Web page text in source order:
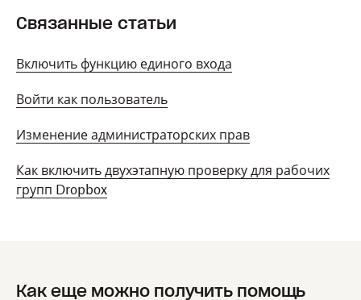
Связанные статьи
Включить функцию единого входа
Войти как пользователь
Изменение администраторских прав
Как включить двухэтапную проверку для рабочих
групп Dropbox
Как еще можно получить помощь